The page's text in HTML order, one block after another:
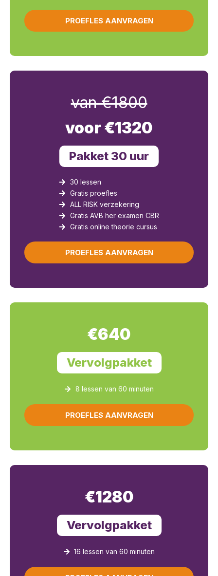
PROEFLES AANVRAGEN
van €1800
voor €1320
Pakket 30 uur
30 lessen
Gratis proefles
ALL RISK verzekering
Gratis AVB her examen CBR
Gratis online theorie cursus
PROEFLES AANVRAGEN
€640
Vervolgpakket
8 lessen van 60 minuten
PROEFLES AANVRAGEN
€1280
Vervolgpakket
16 lessen van 60 minuten